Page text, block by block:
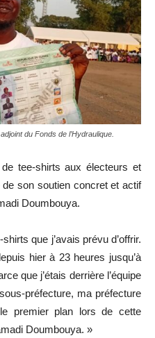
du Fonds de l’Hydraulique.
tee-shirts aux électeurs et
son soutien concret et actif
Doumbouya.
que j’avais prévu d’offrir.
hier à 23 heures jusqu’à
que j’étais derrière l’équipe
préfecture, ma préfecture
premier plan lors de cette
Doumbouya. »